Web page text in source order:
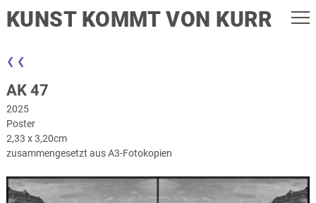
KUNST KOMMT VON KURR
❮ ❮
AK 47
2025
Poster
2,33 x 3,20cm
zusammengesetzt aus A3-Fotokopien